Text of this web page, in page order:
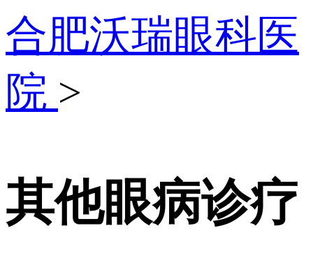
合肥沃瑞眼科医
院 >
其他眼病诊疗